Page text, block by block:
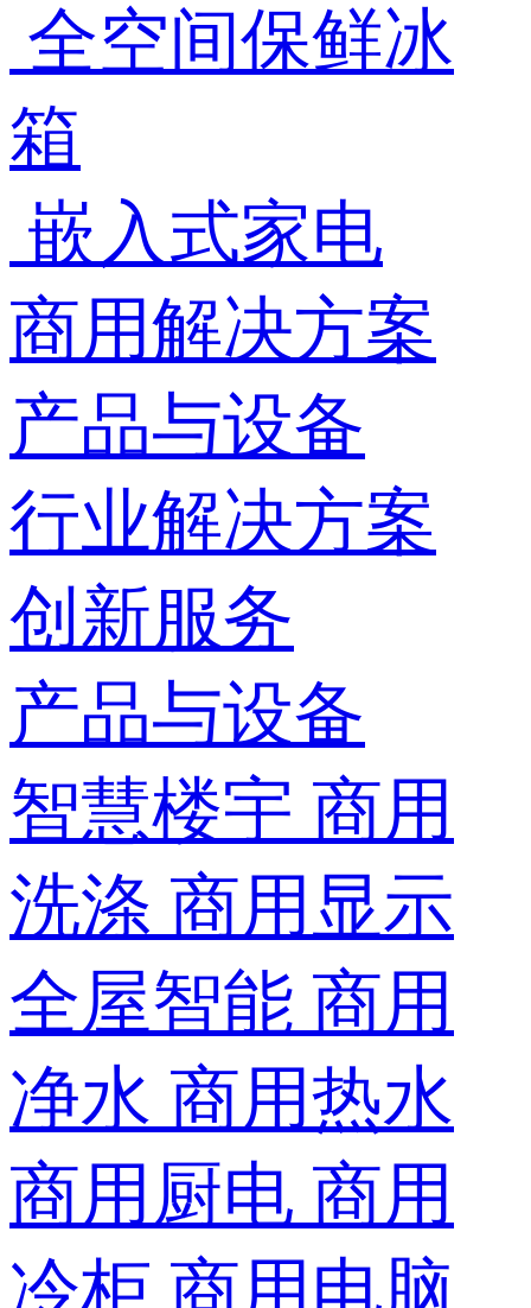
全空间保鲜冰
箱
嵌入式家电
商用解决方案
产品与设备
行业解决方案
创新服务
产品与设备
智慧楼宇 商用
洗涤 商用显示
全屋智能 商用
净水 商用热水
商用厨电 商用
冷柜 商用电脑